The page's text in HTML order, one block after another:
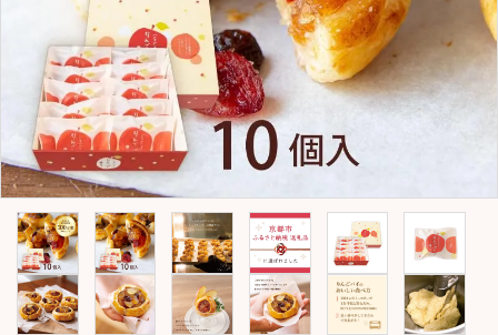
おかしのひとりごと
店舗情報
公式HP
INFORMATION
ご利用ガイド
プライバシーポリシー
特定商取引法について